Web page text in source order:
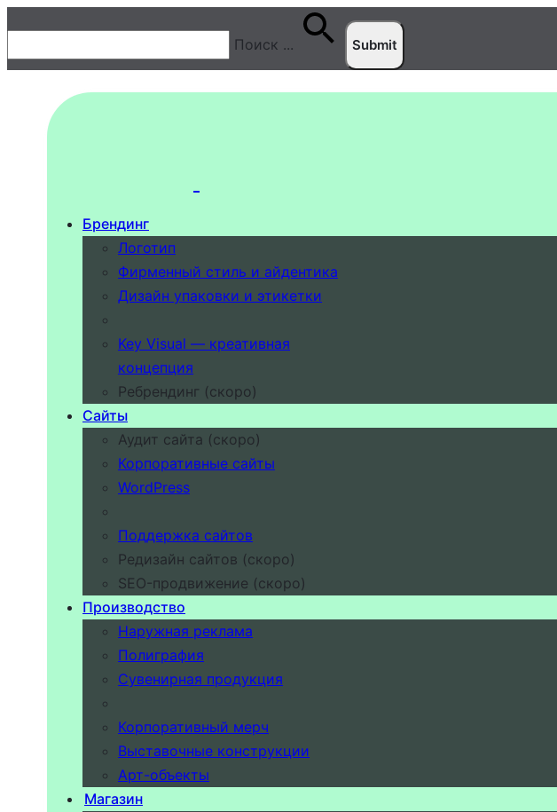
Поиск ...
Брендинг
Логотип
Фирменный стиль и айдентика
Дизайн упаковки и этикетки
Key Visual — креативная
концепция
Ребрендинг (скоро)
Сайты
Аудит сайта (скоро)
Корпоративные сайты
WordPress
Поддержка сайтов
Редизайн сайтов (скоро)
SEO-продвижение (скоро)
Производство
Наружная реклама
Полиграфия
Сувенирная продукция
Корпоративный мерч
Выставочные конструкции
Арт-объекты
Магазин